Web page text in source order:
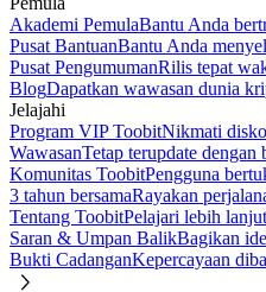
Akademi PemulaBantu Anda
Pusat BantuanBantu Anda
Pusat PengumumanRilis tepat
BlogDapatkan wawasan dunia
Jelajahi
Program VIP ToobitNikmati
WawasanTetap terupdate dengan
Komunitas ToobitPengguna
3 tahun bersamaRayakan
Tentang ToobitPelajari lebih
Saran & Umpan BalikBagikan
Bukti CadanganKepercayaan